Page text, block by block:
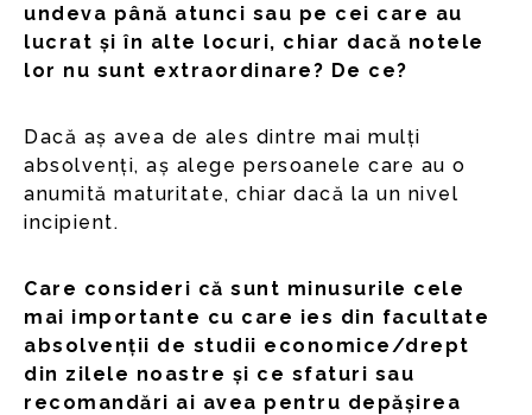
undeva până atunci sau pe cei care au
lucrat și în alte locuri, chiar dacă notele
lor nu sunt extraordinare? De ce?
Dacă aș avea de ales dintre mai mulți
absolvenți, aș alege persoanele care au o
anumită maturitate, chiar dacă la un nivel
incipient.
Care consideri că sunt minusurile cele
mai importante cu care ies din facultate
absolvenții de studii economice/drept
din zilele noastre și ce sfaturi sau
recomandări ai avea pentru depășirea